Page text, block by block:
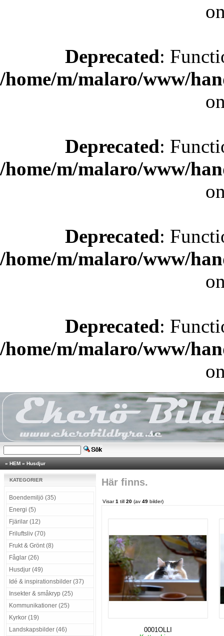
Deprecated:
/home/m/malaro/www/
Deprecated:
/home/m/malaro/www/
Deprecated:
/home/m/malaro/www/
Deprecated:
/home/m/malaro/www/
» HEM » Husdjur
KATEGORIER
Boendemiljö (35)
Energi (5)
Fjärilar (12)
Friluftsliv (70)
Frukt & Grönt (8)
Fåglar (26)
Husdjur (49)
Idé & inspirationsbilder (37)
Insekter & småkryp (25)
Kommunikationer (25)
Kyrkor (19)
Landskapsbilder (46)
Här finns.
Visar1 till 20 (av 49 bilder)
0001OLLI